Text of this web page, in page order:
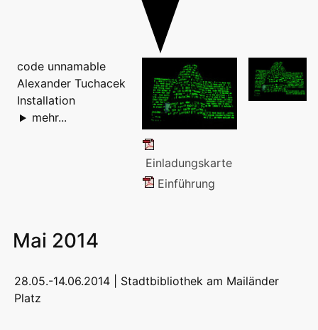
Einladungskarte
Einführung
code unnamable
Alexander Tuchacek
Installation
mehr...
Mai 2014
28.05.-14.06.2014 | Stadtbibliothek am Mailänder
Platz